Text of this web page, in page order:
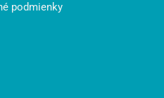
podmienky